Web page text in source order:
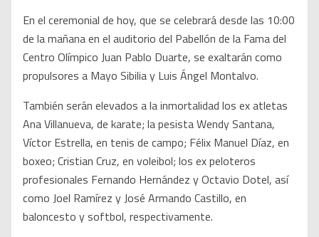
En el ceremonial de hoy, que se celebrará desde las 10:00
de la mañana en el auditorio del Pabellón de la Fama del
Centro Olímpico Juan Pablo Duarte, se exaltarán como
propulsores a Mayo Sibilia y Luis Ángel Montalvo.
También serán elevados a la inmortalidad los ex atletas
Ana Villanueva, de karate; la pesista Wendy Santana,
Víctor Estrella, en tenis de campo; Félix Manuel Díaz, en
boxeo; Cristian Cruz, en voleibol; los ex peloteros
profesionales Fernando Hernández y Octavio Dotel, así
como Joel Ramírez y José Armando Castillo, en
baloncesto y softbol, respectivamente.